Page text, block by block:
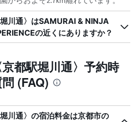
川通〉はSAMURAI & NINJA
の近くにありますか？
都駅堀川通〉予約時
(FAQ)
川通〉の宿泊料金は京都市の